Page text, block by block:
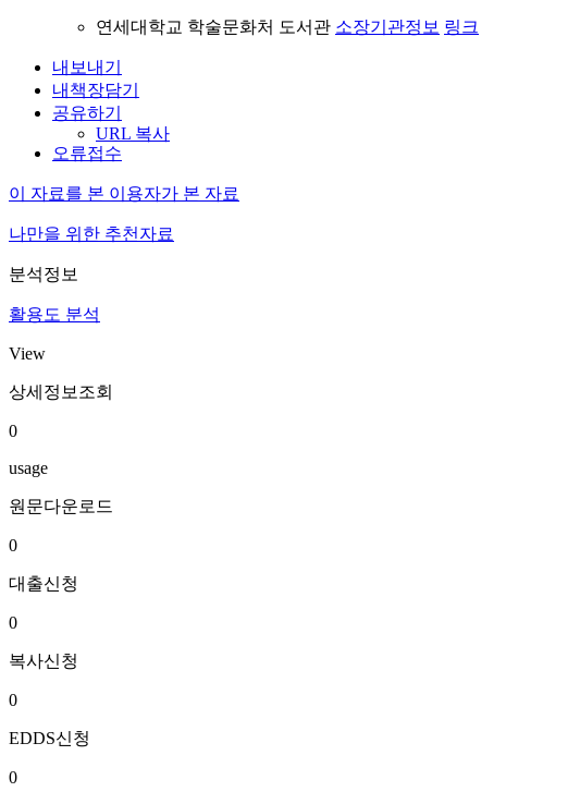
연세대학교 학술문화처 도서관 소장기관정보 링크
내보내기
내책장담기
공유하기
URL 복사
오류접수
이 자료를 본 이용자가 본 자료
나만을 위한 추천자료
분석정보
활용도 분석
View
상세정보조회
0
usage
원문다운로드
0
대출신청
0
복사신청
0
EDDS신청
0